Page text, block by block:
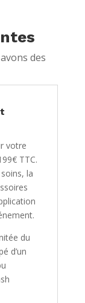
des
votre
TTC.
la
du
d’un